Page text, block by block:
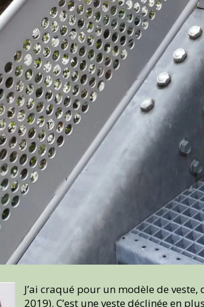
J’ai craqué pour un modèle de veste,
2019). C’est une veste déclinée en